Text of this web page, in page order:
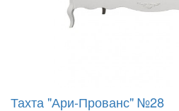
Тахта "Ари-Прованс" №28